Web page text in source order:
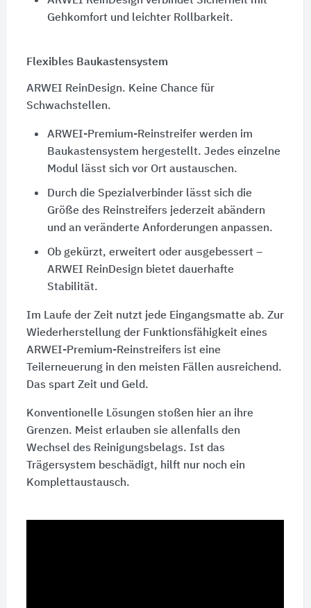
Gehkomfort und leichter Rollbarkeit.
Flexibles Baukastensystem
ARWEI ReinDesign. Keine Chance für
Schwachstellen.
ARWEI-Premium-Reinstreifer werden im
Baukastensystem hergestellt. Jedes einzelne
Modul lässt sich vor Ort austauschen.
Durch die Spezialverbinder lässt sich die
Größe des Reinstreifers jederzeit abändern
und an veränderte Anforderungen anpassen.
Ob gekürzt, erweitert oder ausgebessert –
ARWEI ReinDesign bietet dauerhafte
Stabilität.
Im Laufe der Zeit nutzt jede Eingangsmatte ab. Zur
Wiederherstellung der Funktionsfähigkeit eines
ARWEI-Premium-Reinstreifers ist eine
Teilerneuerung in den meisten Fällen ausreichend.
Das spart Zeit und Geld.
Konventionelle Lösungen stoßen hier an ihre
Grenzen. Meist erlauben sie allenfalls den
Wechsel des Reinigungsbelags. Ist das
Trägersystem beschädigt, hilft nur noch ein
Komplettaustausch.